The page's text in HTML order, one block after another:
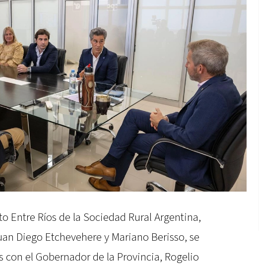
Entre Ríos de la Sociedad Rural Argentina,
Diego Etchevehere y Mariano Berisso, se
con el Gobernador de la Provincia, Rogelio